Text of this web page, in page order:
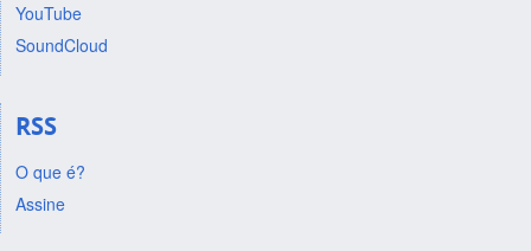
YouTube
SoundCloud
RSS
O que é?
Assine